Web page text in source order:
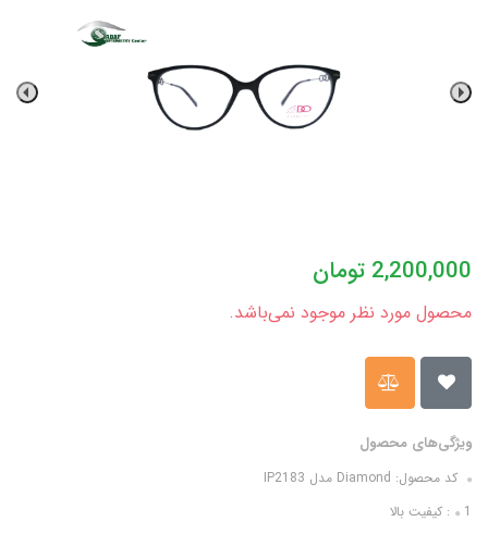
2,200,000 تومان
محصول مورد نظر موجود نمی‌باشد.
ویژگی‌های محصول
کد محصول: Diamond مدل IP2183
1: کیفیت بالا